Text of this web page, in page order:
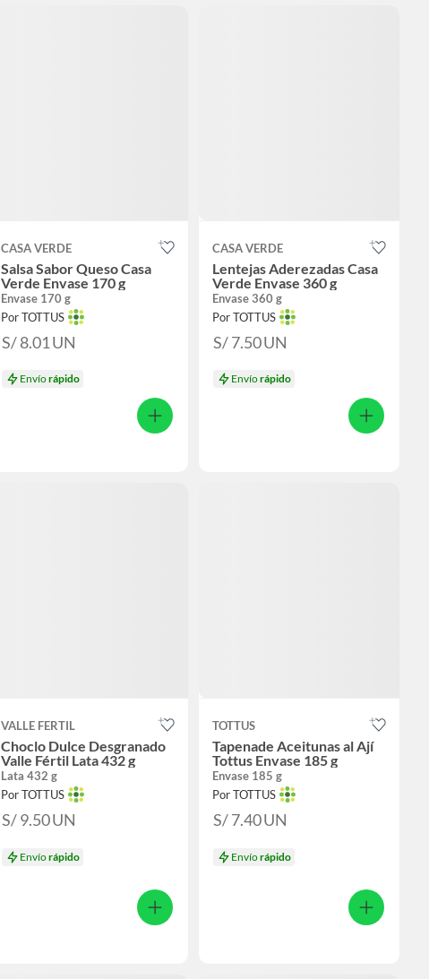
CASA VERDE
Salsa Sabor Queso Casa
Verde Envase 170 g
Envase 170 g
Por TOTTUS
S/ 8.01UN
Envíorápido
CASA VERDE
Lentejas Aderezadas Casa
Verde Envase 360 g
Envase 360 g
Por TOTTUS
S/ 7.50UN
Envíorápido
VALLE FERTIL
Choclo Dulce Desgranado
Valle Fértil Lata 432 g
Lata 432 g
Por TOTTUS
S/ 9.50UN
Envíorápido
TOTTUS
Tapenade Aceitunas al Ají
Tottus Envase 185 g
Envase 185 g
Por TOTTUS
S/ 7.40UN
Envíorápido